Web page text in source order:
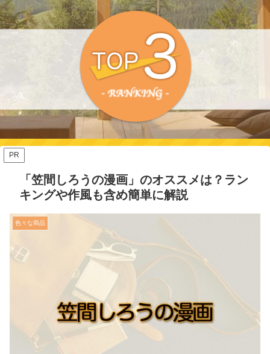
PR
「笠間しろうの漫画」のオススメは？ラン
キングや作風も含め簡単に解説
色々な商品